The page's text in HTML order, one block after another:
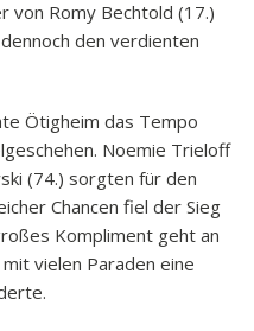
von Romy Bechtold (17.)
den verdienten
Ötigheim das Tempo
Noemie Trieloff
(74.) sorgten für den
Chancen fiel der Sieg
Kompliment geht an
vielen Paraden eine